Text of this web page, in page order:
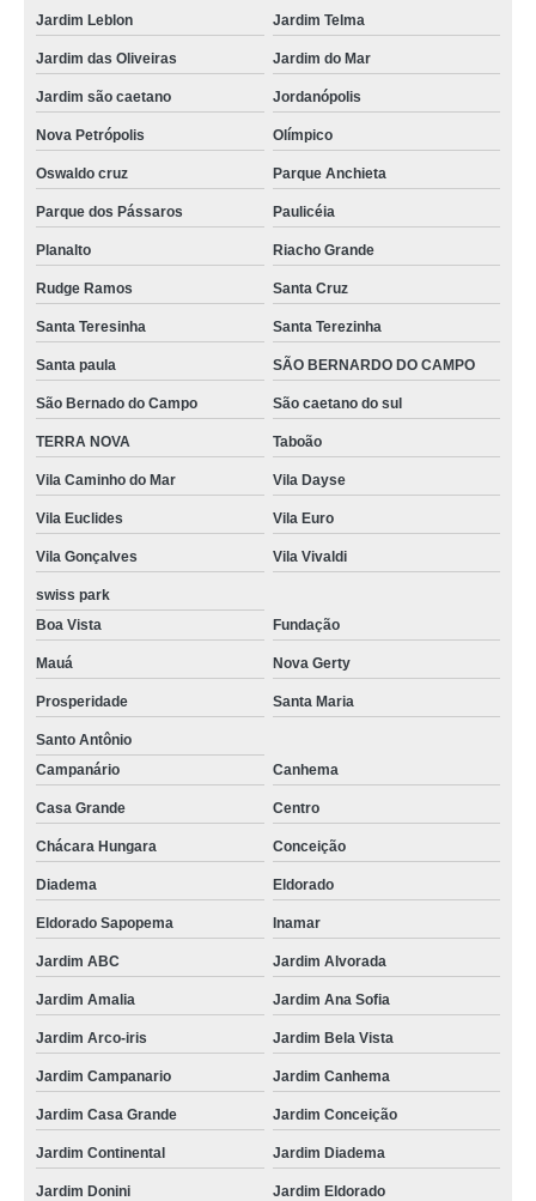
Jardim Leblon Jardim Telma
Jardim das Oliveiras Jardim do Mar
Jardim são caetano Jordanópolis
Nova Petrópolis Olímpico
Oswaldo cruz Parque Anchieta
Parque dos Pássaros Paulicéia
Planalto Riacho Grande
Rudge Ramos Santa Cruz
Santa Teresinha Santa Terezinha
Santa paula SÃO BERNARDO DO CAMPO
São Bernado do Campo São caetano do sul
TERRA NOVA Taboão
Vila Caminho do Mar Vila Dayse
Vila Euclides Vila Euro
Vila Gonçalves Vila Vivaldi
swiss park
Boa Vista
Fundação
Mauá Nova Gerty
Prosperidade Santa Maria
Santo Antônio
Campanário
Canhema
Casa Grande Centro
Chácara Hungara Conceição
Diadema Eldorado
Eldorado Sapopema Inamar
Jardim ABC Jardim Alvorada
Jardim Amalia Jardim Ana Sofia
Jardim Arco-iris Jardim Bela Vista
Jardim Campanario Jardim Canhema
Jardim Casa Grande Jardim Conceição
Jardim Continental Jardim Diadema
Jardim Donini Jardim Eldorado